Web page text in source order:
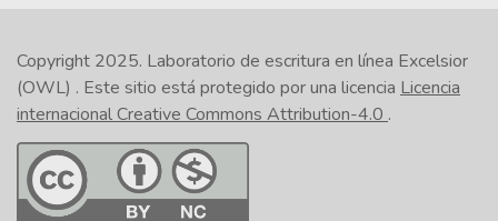
Copyright 2025. Laboratorio de escritura en línea Excelsior
(OWL) . Este sitio está protegido por una licencia Licencia
internacional Creative Commons Attribution-4.0 .